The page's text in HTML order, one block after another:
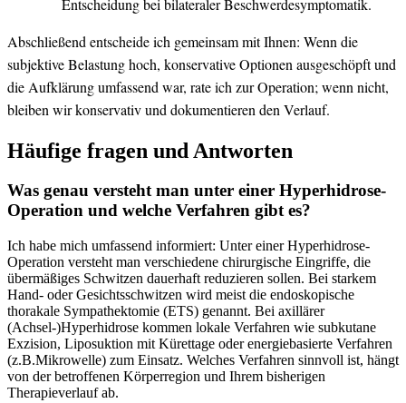
Abschließend entscheide ich gemeinsam mit⁣ Ihnen: Wenn die
subjektive Belastung hoch, konservative Optionen ausgeschöpft und
die ⁣Aufklärung umfassend war, rate ich zur Operation;‌ wenn nicht,
bleiben wir konservativ und dokumentieren den Verlauf. ‌
Häufige fragen und Antworten
Was genau versteht man unter einer Hyperhidrose-
Operation und ⁢welche Verfahren gibt es?
Ich habe mich umfassend informiert: Unter einer Hyperhidrose-
Operation versteht man verschiedene ​chirurgische Eingriffe, die
übermäßiges Schwitzen ‌dauerhaft reduzieren sollen. Bei starkem
Hand- oder Gesichtsschwitzen wird‍ meist die endoskopische
thorakale Sympathektomie (ETS) genannt. Bei axillärer
(Achsel-)Hyperhidrose ⁣kommen lokale Verfahren wie subkutane
Exzision, Liposuktion mit Kürettage ⁣oder energiebasierte Verfahren
(z.B.Mikrowelle) zum Einsatz. Welches Verfahren sinnvoll ist, hängt
von der betroffenen Körperregion und Ihrem bisherigen
Therapieverlauf ab.